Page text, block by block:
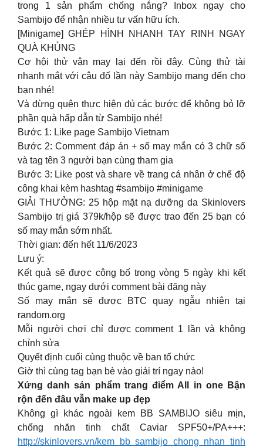
trong 1 sản phẩm chống nắng? Inbox ngay cho
Sambijo để nhận nhiều tư vấn hữu ích.
[Minigame] GHÉP HÌNH NHANH TAY RINH NGAY
QUÀ KHỦNG
Cơ hội thử vận may lại đến rồi đây. Cùng thử tài
nhanh mắt với câu đố lần này Sambijo mang đến cho
bạn nhé!
Và đừng quên thực hiện đủ các bước để không bỏ lỡ
phần quà hấp dẫn từ Sambijo nhé!
Bước 1: Like page Sambijo Vietnam
Bước 2: Comment đáp án + số may mắn có 3 chữ số
và tag tên 3 người bạn cùng tham gia
Bước 3: Like post và share về trang cá nhân ở chế độ
công khai kèm hashtag #sambijo #minigame
GIẢI THƯỞNG: 25 hộp mặt nạ dưỡng da Skinlovers
Sambijo trị giá 379k/hộp sẽ được trao đến 25 bạn có
số may mắn sớm nhất.
Thời gian: đến hết 11/6/2023
Lưu ý:
Kết quả sẽ được công bố trong vòng 5 ngày khi kết
thúc game, ngay dưới comment bài đăng này
Số may mắn sẽ được BTC quay ngẫu nhiên tại
random.org
Mỗi người chơi chỉ được comment 1 lần và không
chỉnh sửa
Quyết định cuối cùng thuộc về ban tổ chức
Giờ thì cùng tag bạn bè vào giải trí ngay nào!
Xứng danh sản phẩm trang điểm All in one Bận
rộn đến đâu vẫn make up đẹp
Không gì khác ngoài kem BB SAMBIJO siêu mịn,
chống nhăn tinh chất Caviar SPF50+/PA+++:
http://skinlovers.vn/kem bb sambijo chong nhan tinh